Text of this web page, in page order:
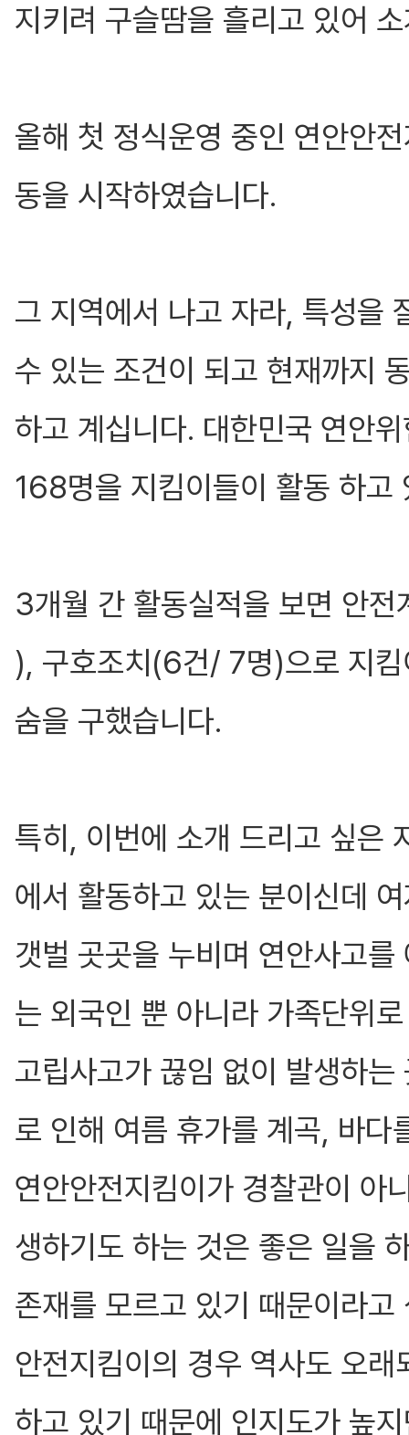
지키려 구슬땀을 흘리고 있어
올해 첫 정식운영 중인 연안안
동을 시작하였습니다.
그 지역에서 나고 자라, 특성을
수 있는 조건이 되고 현재까지
하고 계십니다. 대한민국 연안
168명을 지킴이들이 활동 하고
3개월 간 활동실적을 보면 안
), 구호조치(6건/ 7명)으로 지
숨을 구했습니다.
특히, 이번에 소개 드리고 싶은
에서 활동하고 있는 분이신데
갯벌 곳곳을 누비며 연안사고
는 외국인 뿐 아니라 가족단위
고립사고가 끊임 없이 발생하
로 인해 여름 휴가를 계곡, 바다
연안안전지킴이가 경찰관이 아
생하기도 하는 것은 좋은 일을
존재를 모르고 있기 때문이라
안전지킴이의 경우 역사도 오
하고 있기 때문에 인지도가 높